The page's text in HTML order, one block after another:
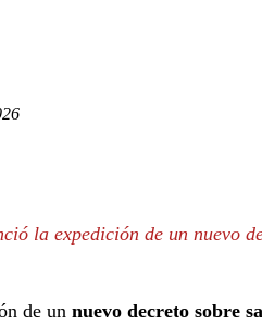
la expedición de un nuevo
de un nuevo decreto sobre